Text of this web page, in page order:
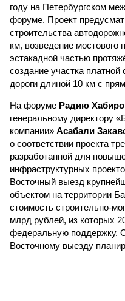
году на Петербургском
форуме. Проект
строительства
км, возведение мостового
эстакадной частью
создание участка
дороги длиной 10 км с
На форуме Радию
генеральному директору
компании» Асабали
о соответствии проекта
разработанной для
инфраструктурных
Восточный выезд
объектом на территории
стоимость строительно-
млрд рублей, из которых
федеральную поддержку.
Восточному выезду